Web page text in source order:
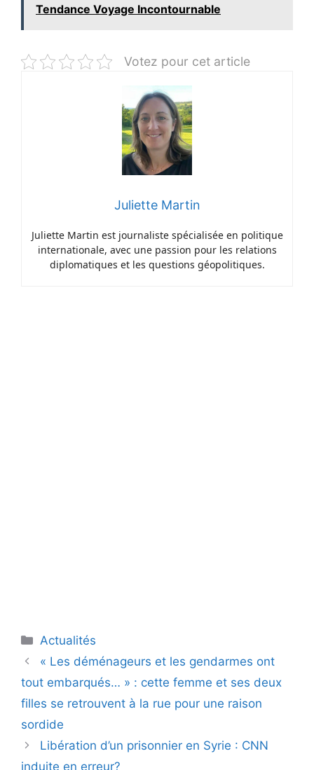
Tendance Voyage Incontournable
Votez pour cet article
Juliette Martin
Juliette Martin est journaliste spécialisée en politique
internationale, avec une passion pour les relations
diplomatiques et les questions géopolitiques.
Catégories
Actualités
« Les déménageurs et les gendarmes ont
tout embarqués… » : cette femme et ses deux
filles se retrouvent à la rue pour une raison
sordide
Libération d’un prisonnier en Syrie : CNN
induite en erreur?